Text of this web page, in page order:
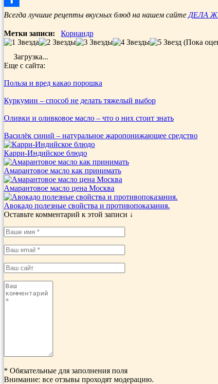
Отправить
Всегда лучшие рецепты вкусных блюд на нашем сайте ДЕЛА
Метки записи:
Кориандр
(Пока
Загрузка...
Еще с сайта:
Польза и вред какао порошка
Куркумин – способ не делать тяжелый выбор
Оливки и оливковое масло – что о них стоит знать
Василёк синий – натуральное жаропонижающее средство
Карри-Индийское блюдо
Амарантовое масло как принимать
Амарантовое масло цена Москва
Авокадо полезные свойства и противопоказания.
Оставьте комментарий к этой записи ↓
* Обязательные для заполнения поля
Внимание: все отзывы проходят модерацию.